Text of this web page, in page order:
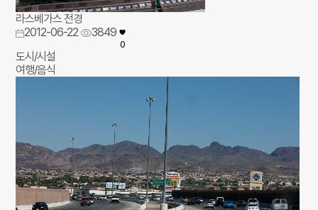
라스베가스 전경
2012-06-22
3849
0
도시/시설
여행/음식